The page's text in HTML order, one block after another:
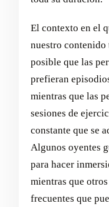
El contexto en el
nuestro contenido
posible que las
prefieran
mientras que las
sesiones de
constante que se
Algunos oyentes
para hacer
mientras que
frecuentes que